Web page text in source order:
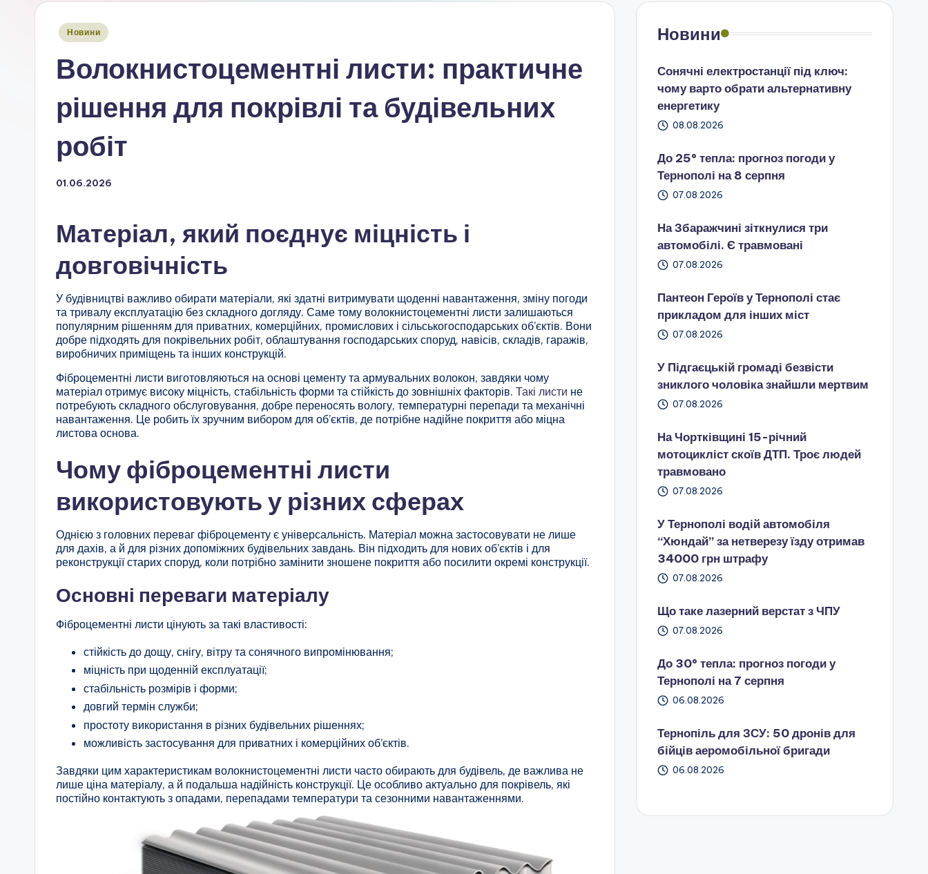
Опубліковано
Новини
Волокнистоцементні листи: практичне
рішення для покрівлі та будівельних
робіт
01.06.2026
Матеріал, який поєднує міцність і
довговічність
У будівництві важливо обирати матеріали, які здатні витримувати щоденні навантаження, зміну погоди
та тривалу експлуатацію без складного догляду. Саме тому волокнистоцементні листи залишаються
популярним рішенням для приватних, комерційних, промислових і сільськогосподарських об’єктів. Вони
добре підходять для покрівельних робіт, облаштування господарських споруд, навісів, складів, гаражів,
виробничих приміщень та інших конструкцій.
Фіброцементні листи виготовляються на основі цементу та армувальних волокон, завдяки чому
матеріал отримує високу міцність, стабільність форми та стійкість до зовнішніх факторів. Такі листи не
потребують складного обслуговування, добре переносять вологу, температурні перепади та механічні
навантаження. Це робить їх зручним вибором для об’єктів, де потрібне надійне покриття або міцна
листова основа.
Чому фіброцементні листи
використовують у різних сферах
Однією з головних переваг фіброцементу є універсальність. Матеріал можна застосовувати не лише
для дахів, а й для різних допоміжних будівельних завдань. Він підходить для нових об’єктів і для
реконструкції старих споруд, коли потрібно замінити зношене покриття або посилити окремі конструкції.
Основні переваги матеріалу
Фіброцементні листи цінують за такі властивості:
стійкість до дощу, снігу, вітру та сонячного випромінювання;
міцність при щоденній експлуатації;
стабільність розмірів і форми;
довгий термін служби;
простоту використання в різних будівельних рішеннях;
можливість застосування для приватних і комерційних об’єктів.
Завдяки цим характеристикам волокнистоцементні листи часто обирають для будівель, де важлива не
лише ціна матеріалу, а й подальша надійність конструкції. Це особливо актуально для покрівель, які
постійно контактують з опадами, перепадами температури та сезонними навантаженнями.
Новини
Сонячні електростанції під ключ:
чому варто обрати альтернативну
енергетику
08.08.2026
До 25° тепла: прогноз погоди у
Тернополі на 8 серпня
07.08.2026
На Збаражчині зіткнулися три
автомобілі. Є травмовані
07.08.2026
Пантеон Героїв у Тернополі стає
прикладом для інших міст
07.08.2026
У Підгаєцькій громаді безвісти
зниклого чоловіка знайшли мертвим
07.08.2026
На Чортківщині 15-річний
мотоцикліст скоїв ДТП. Троє людей
травмовано
07.08.2026
У Тернополі водій автомобіля
“Хюндай” за нетверезу їзду отримав
34000 грн штрафу
07.08.2026
Що таке лазерний верстат з ЧПУ
07.08.2026
До 30° тепла: прогноз погоди у
Тернополі на 7 серпня
06.08.2026
Тернопіль для ЗСУ: 50 дронів для
бійців аеромобільної бригади
06.08.2026